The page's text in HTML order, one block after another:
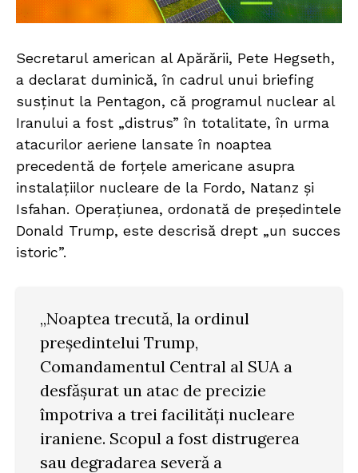
Secretarul american al Apărării, Pete Hegseth,
a declarat duminică, în cadrul unui briefing
susținut la Pentagon, că programul nuclear al
Iranului a fost „distrus” în totalitate, în urma
atacurilor aeriene lansate în noaptea
precedentă de forțele americane asupra
instalațiilor nucleare de la Fordo, Natanz și
Isfahan. Operațiunea, ordonată de președintele
Donald Trump, este descrisă drept „un succes
istoric”.
„Noaptea trecută, la ordinul
președintelui Trump,
Comandamentul Central al SUA a
desfășurat un atac de precizie
împotriva a trei facilități nucleare
iraniene. Scopul a fost distrugerea
sau degradarea severă a